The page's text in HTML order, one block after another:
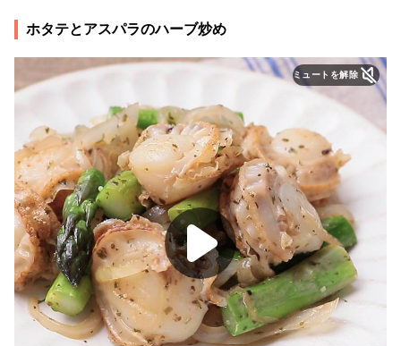
ホタテとアスパラのハーブ炒め
ミュートを解除